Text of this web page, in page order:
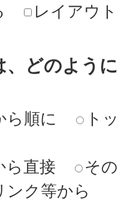
レイアウ
、どのよう
ら順に
ト
ら直接
そ
ク等から